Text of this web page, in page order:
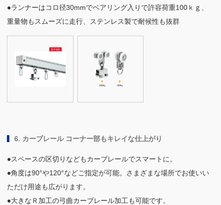
●ランナーはコロ径30mmでベアリング入りで許容荷重100ｋｇ、
重量物もスムーズに走行、ステンレス製で耐候性も抜群
6. カーブレール コーナー部もキレイな仕上がり
●スペースの区切りなどもカーブレールでスマートに。
●角度は90°や120°などご指定が可能。さまざまな場所でお使いい
ただけ用途も広がります。
●大きなＲ加工の弓曲カーブレール加工も可能です。